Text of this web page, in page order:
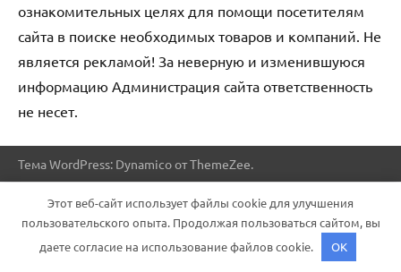
ознакомительных целях для помощи посетителям
сайта в поиске необходимых товаров и компаний. Не
является рекламой! За неверную и изменившуюся
информацию Администрация сайта ответственность
не несет.
Тема WordPress: Dynamico от ThemeZee.
Этот веб-сайт использует файлы cookie для улучшения
пользовательского опыта. Продолжая пользоваться сайтом, вы
даете согласие на использование файлов cookie.
OK